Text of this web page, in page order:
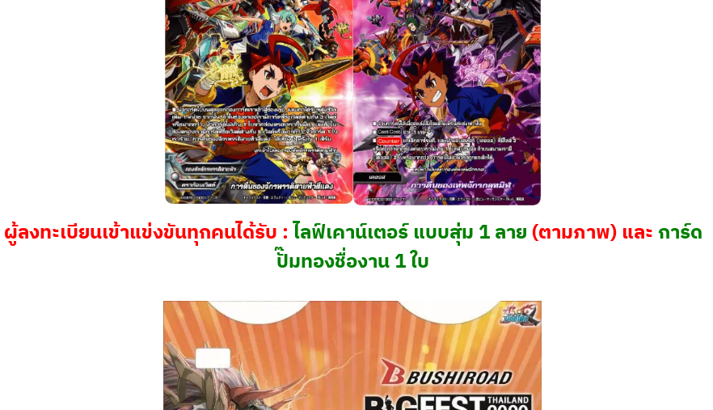
ผู้ลงทะเบียนเข้าแข่งขันทุกคนได้รับ :ไลฟ์เคาน์เตอร์ แบบสุ่ม 1 ลาย(ตามภาพ) และการ์ด
ปั๊มทองชื่องาน 1 ใบ